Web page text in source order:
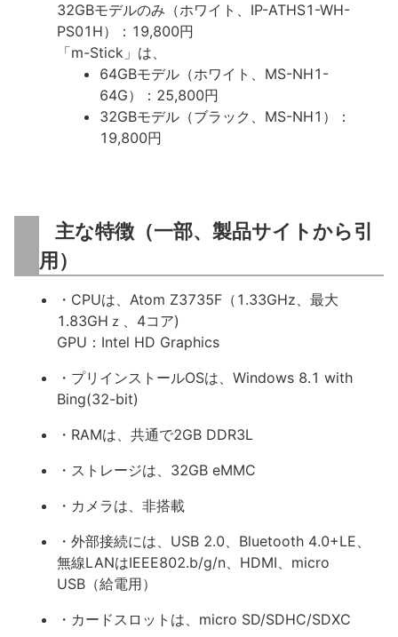
32GBモデルのみ（ホワイト、IP-ATHS1-WH-
PS01H）：19,800円
「m-Stick」は、
64GBモデル（ホワイト、MS-NH1-
64G）：25,800円
32GBモデル（ブラック、MS-NH1）：
19,800円
主な特徴（一部、製品サイトから引
用）
・CPUは、Atom Z3735F（1.33GHz、最大
1.83GHｚ、4コア)
GPU：Intel HD Graphics
・プリインストールOSは、Windows 8.1 with
Bing(32-bit)
・RAMは、共通で2GB DDR3L
・ストレージは、32GB eMMC
・カメラは、非搭載
・外部接続には、USB 2.0、Bluetooth 4.0+LE、
無線LANはIEEE802.b/g/n、HDMI、micro
USB（給電用）
・カードスロットは、micro SD/SDHC/SDXC